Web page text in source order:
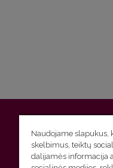
Vilniaus
Studijų skyriaus
Naudojame slapukus,
skelbimus, teiktų
dalijamės informacija